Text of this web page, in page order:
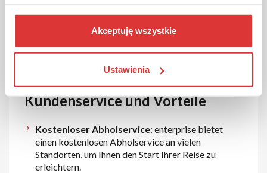
Akceptuję wszystkie
Ustawienia
Einwegmiete: Mieten Sie ein Fahrzeug an einem
– perfekt für flexible Reisepläne.
Kundenservice und Vorteile
Kostenloser Abholservice: enterprise bietet
einen kostenlosen Abholservice an vielen
Standorten, um Ihnen den Start Ihrer Reise zu
erleichtern.